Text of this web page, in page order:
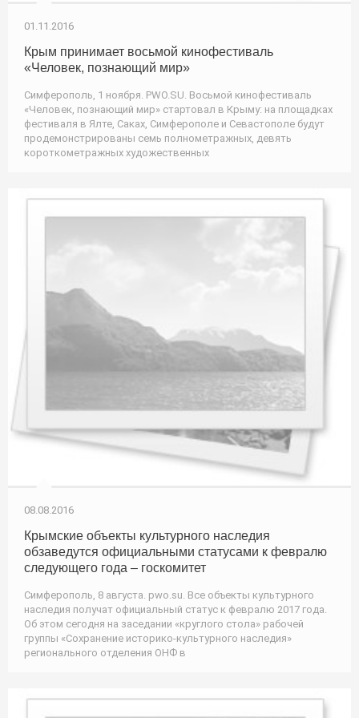
01.11.2016
Крым принимает восьмой кинофестиваль
«Человек, познающий мир»
Симферополь, 1 ноября. PWO.SU. Восьмой кинофестиваль
«Человек, познающий мир» стартовал в Крыму: на площадках
фестиваля в Ялте, Саках, Симферополе и Севастополе будут
продемонстрированы семь полнометражных, девять
короткометражных художественных
08.08.2016
Крымские объекты культурного наследия
обзаведутся официальными статусами к февралю
следующего года – госкомитет
Симферополь, 8 августа. pwo.su. Все объекты культурного
наследия получат официальный статус к февралю 2017 года.
Об этом сегодня на заседании «круглого стола» рабочей
группы «Сохранение историко-культурного наследия»
регионального отделения ОНФ в